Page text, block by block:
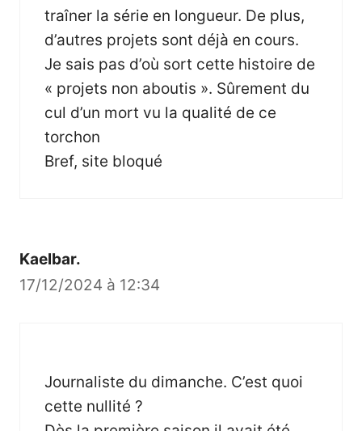
traîner la série en longueur. De plus,
d’autres projets sont déjà en cours.
Je sais pas d’où sort cette histoire de
« projets non aboutis ». Sûrement du
cul d’un mort vu la qualité de ce
torchon
Bref, site bloqué
Kaelbar.
17/12/2024 à 12:34
Journaliste du dimanche. C’est quoi
cette nullité ?